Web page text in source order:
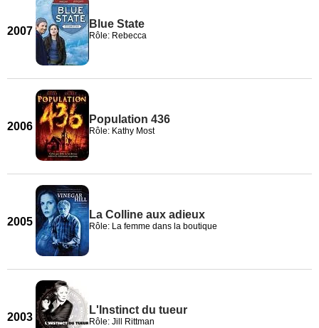
2007
Blue State
Rôle: Rebecca
2006
Population 436
Rôle: Kathy Most
2005
La Colline aux adieux
Rôle: La femme dans la boutique
2003
L'Instinct du tueur
Rôle: Jill Rittman